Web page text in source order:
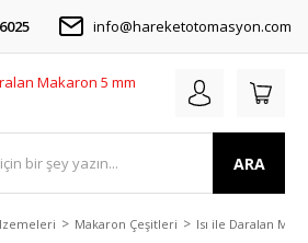
info@hareketotomasyon.com
ARA
Makaron Çeşitleri Isı ile Daralan